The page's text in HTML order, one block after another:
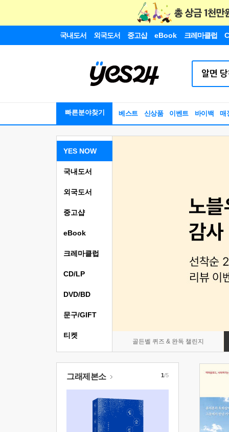
국내도서 외국도서 중고샵 eBook 크레마클럽
빠른분야찾기 베스트 신상품 이벤트 바이백 매
YES NOW
골든벨 퀴즈 & 완독 챌린지
국내도서
외국도서
중고샵
eBook
크레마클럽
CD/LP
DVD/BD
문구/GIFT
티켓
그래제본소 1/5